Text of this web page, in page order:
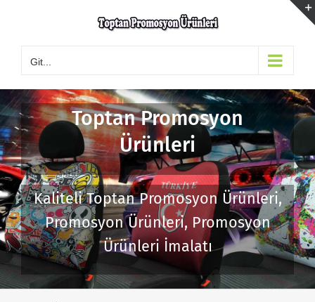
Git...
Toptan Promosyon
Ürünleri
Kaliteli Toptan Promosyon Ürünleri,
Promosyon Ürünleri, Promosyon
Ürünleri İmalatı